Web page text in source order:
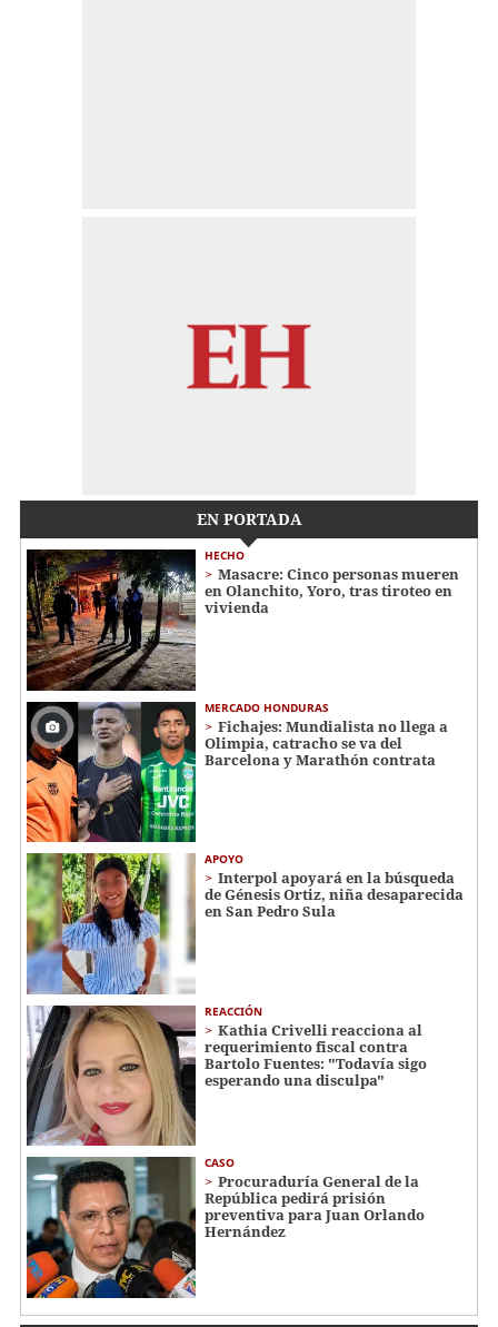
EN PORTADA
HECHO
Masacre: Cinco personas mueren
en Olanchito, Yoro, tras tiroteo en
vivienda
MERCADO HONDURAS
Fichajes: Mundialista no llega a
Olimpia, catracho se va del
Barcelona y Marathón contrata
APOYO
Interpol apoyará en la búsqueda
de Génesis Ortiz, niña desaparecida
en San Pedro Sula
REACCIÓN
Kathia Crivelli reacciona al
requerimiento fiscal contra
Bartolo Fuentes: "Todavía sigo
esperando una disculpa"
CASO
Procuraduría General de la
República pedirá prisión
preventiva para Juan Orlando
Hernández